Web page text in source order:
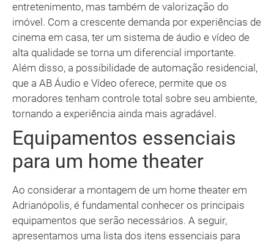
entretenimento, mas também de valorização do
imóvel. Com a crescente demanda por experiências de
cinema em casa, ter um sistema de áudio e vídeo de
alta qualidade se torna um diferencial importante.
Além disso, a possibilidade de automação residencial,
que a AB Áudio e Vídeo oferece, permite que os
moradores tenham controle total sobre seu ambiente,
tornando a experiência ainda mais agradável.
Equipamentos essenciais
para um home theater
Ao considerar a montagem de um home theater em
Adrianópolis, é fundamental conhecer os principais
equipamentos que serão necessários. A seguir,
apresentamos uma lista dos itens essenciais para